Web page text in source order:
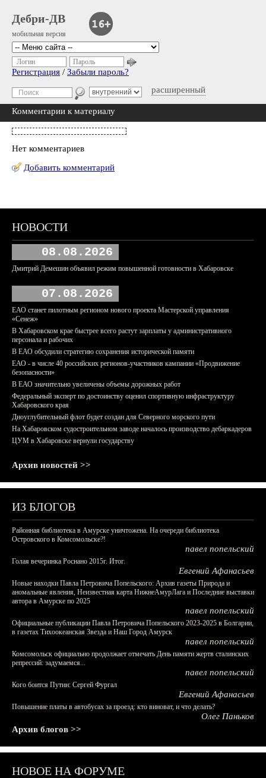
Дебри-ДВ
мобильная версия
расширенный
Логин Пароль
Регистрация / Забыли пароль?
Комментарии к материалу
Нет комментариев
Добавить комментарий
НОВОСТИ
08.08.2026
Дмитрий Демешин объявил режим повышенной готовности в Хабаровске
07.08.2026
ЕАО станет пилотным регионом нового проекта Мастерской управления
«Сенеж»
В Хабаровском крае быстрее всего растут зарплаты у административного
персонала и рабочих
В ЕАО обсудили стратегию сохранения исторической памяти
ЕАО - в числе 40 российских регионов-участников кампании «Продвижение
безопасности»
В ЕАО значительно увеличены объемы дорожных работ
Федеральный эксперт по достоинству оценил спортивную инфраструктуру
Хабаровского края
Дноуглубительный флот будет создан для Северного морского пути
На Хабаровском судостроительном заводе началось производство дебаркадеров
ЦУМ в Хабаровске вернули государству
Архив новостей >>
ИЗ БЛОГОВ
Районная библиотека в Амурске уничтожена. На очереди библиотека
Островского в Комсомольске?!
павел попельский
Голая вечеринка Роснано 2015г. Итог.
Евгений Афанасьев
Новые находки Павла Петровича Попельского: Архив газеты Природа и
аномальные явления, Неизвестная карта НижнеАмурЛага и Последние выставки
автора в Амурске по 2025
павел попельский
Официальные публикации Павла Петровича Попельского 2023-2025 в Болгарии,
в газетах Тихоокеанская Звезда и Наш Город Амурск
павел попельский
Комсомольск официально продолжает отмечать День памяти жертв сталинских
репрессий: задумаемся...
павел попельский
Кого боится Путин: Сергей Фургал
Евгений Афанасьев
Повышение платы в автобусах за проезд: кто виноват, и что делать?
Олег Паньков
Архив блогов >>
НОВОЕ НА ФОРУМЕ